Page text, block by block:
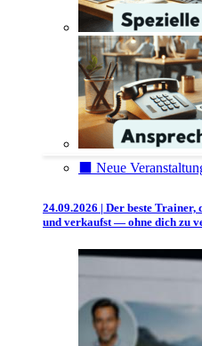
⬛️ Neue
24.09.2026 | Der beste
und verkaufst — ohne dich zu